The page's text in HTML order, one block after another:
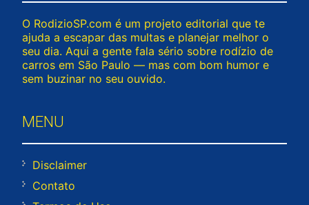
O RodizioSP.com é um projeto editorial que te
ajuda a escapar das multas e planejar melhor o
seu dia. Aqui a gente fala sério sobre rodízio de
carros em São Paulo — mas com bom humor e
sem buzinar no seu ouvido.
MENU
Disclaimer
Contato